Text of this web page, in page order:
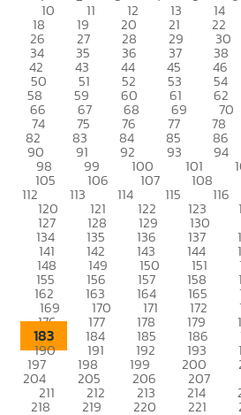
10 11 12 13 14
18 19 20 21 22
26 27 28 29 30
34 35 36 37 38
42 43 44 45 46
50 51 52 53 54
58 59 60 61 62
66 67 68 69 70
74 75 76 77 78
82 83 84 85 86
90 91 92 93 94
98 99 100 101
105 106 107 108
112 113 114 115 116
120 121 122 123
127 128 129 130
134 135 136 137
141 142 143 144
148 149 150 151
155 156 157 158
162 163 164 165
169 170 171 172
176 177 178 179
183 184 185 186
190 191 192 193
197 198 199 200
204 205 206 207
211 212 213 214
218 219 220 221